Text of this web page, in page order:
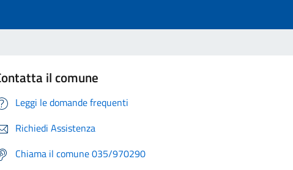
il comune
Leggi le domande frequenti
Richiedi Assistenza
Chiama il comune 035/970290